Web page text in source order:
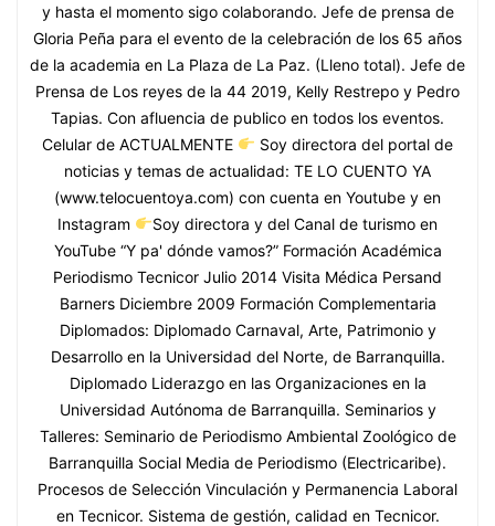
y hasta el momento sigo colaborando. Jefe de prensa de
Gloria Peña para el evento de la celebración de los 65 años
de la academia en La Plaza de La Paz. (Lleno total). Jefe de
Prensa de Los reyes de la 44 2019, Kelly Restrepo y Pedro
Tapias. Con afluencia de publico en todos los eventos.
Celular de ACTUALMENTE
Soy directora del portal de
noticias y temas de actualidad: TE LO CUENTO YA
(www.telocuentoya.com) con cuenta en Youtube y en
Instagram
Soy directora y del Canal de turismo en
YouTube “Y pa' dónde vamos?” Formación Académica
Periodismo Tecnicor Julio 2014 Visita Médica Persand
Barners Diciembre 2009 Formación Complementaria
Diplomados: Diplomado Carnaval, Arte, Patrimonio y
Desarrollo en la Universidad del Norte, de Barranquilla.
Diplomado Liderazgo en las Organizaciones en la
Universidad Autónoma de Barranquilla. Seminarios y
Talleres: Seminario de Periodismo Ambiental Zoológico de
Barranquilla Social Media de Periodismo (Electricaribe).
Procesos de Selección Vinculación y Permanencia Laboral
en Tecnicor. Sistema de gestión, calidad en Tecnicor.